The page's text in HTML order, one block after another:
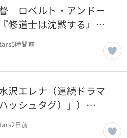
ロベルト・アンドー
『修道士は沈黙する』）
アーカイブ｜2018年
5時間前
エレナ（連続ドラマ
ッシュタグ）」）
アーカイブ｜2018年
2日前